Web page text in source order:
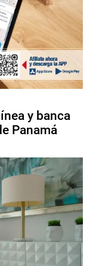
y banca
Panamá